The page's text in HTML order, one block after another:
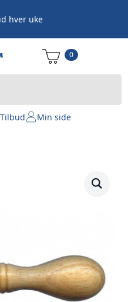
hver uke
0
Tilbud Min side